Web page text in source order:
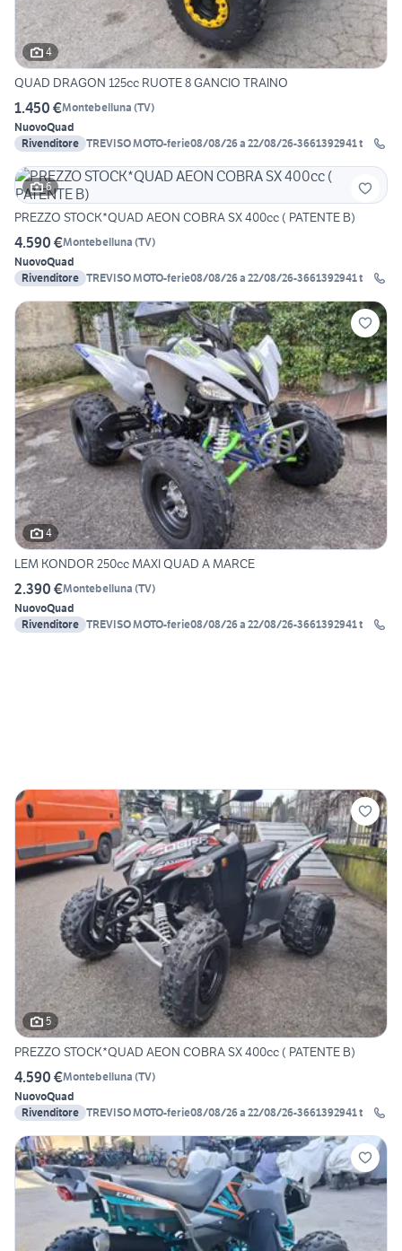
4
QUAD DRAGON 125cc RUOTE 8 GANCIO TRAINO
1.450 €Montebelluna (TV)
NuovoQuad
Rivenditore TREVISO MOTO-ferie08/08/26 a 22/08/26-3661392941 t
6
PREZZO STOCK*QUAD AEON COBRA SX 400cc ( PATENTE B)
4.590 €Montebelluna (TV)
NuovoQuad
Rivenditore TREVISO MOTO-ferie08/08/26 a 22/08/26-3661392941 t
4
LEM KONDOR 250cc MAXI QUAD A MARCE
2.390 €Montebelluna (TV)
NuovoQuad
Rivenditore TREVISO MOTO-ferie08/08/26 a 22/08/26-3661392941 t
5
PREZZO STOCK*QUAD AEON COBRA SX 400cc ( PATENTE B)
4.590 €Montebelluna (TV)
NuovoQuad
Rivenditore TREVISO MOTO-ferie08/08/26 a 22/08/26-3661392941 t